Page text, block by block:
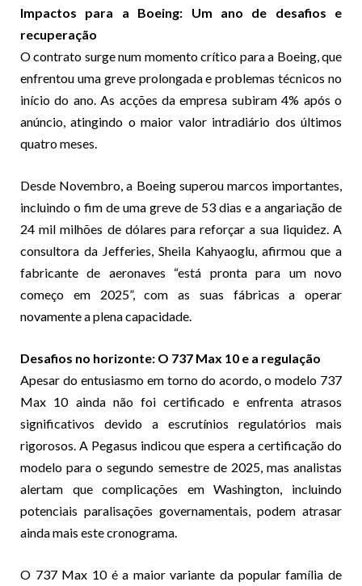
Impactos para a Boeing: Um ano de desafios e
recuperação
O contrato surge num momento crítico para a Boeing, que
enfrentou uma greve prolongada e problemas técnicos no
início do ano. As acções da empresa subiram 4% após o
anúncio, atingindo o maior valor intradiário dos últimos
quatro meses.
Desde Novembro, a Boeing superou marcos importantes,
incluindo o fim de uma greve de 53 dias e a angariação de
24 mil milhões de dólares para reforçar a sua liquidez. A
consultora da Jefferies, Sheila Kahyaoglu, afirmou que a
fabricante de aeronaves “está pronta para um novo
começo em 2025”, com as suas fábricas a operar
novamente a plena capacidade.
Desafios no horizonte: O 737 Max 10 e a regulação
Apesar do entusiasmo em torno do acordo, o modelo 737
Max 10 ainda não foi certificado e enfrenta atrasos
significativos devido a escrutínios regulatórios mais
rigorosos. A Pegasus indicou que espera a certificação do
modelo para o segundo semestre de 2025, mas analistas
alertam que complicações em Washington, incluindo
potenciais paralisações governamentais, podem atrasar
ainda mais este cronograma.
O 737 Max 10 é a maior variante da popular família de